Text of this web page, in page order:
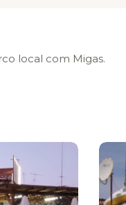
local com Migas.